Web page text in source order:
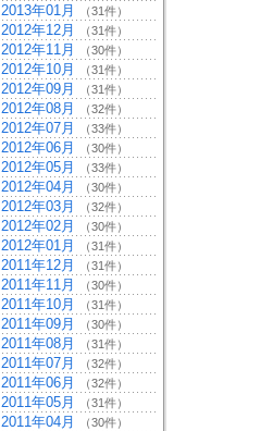
2013年01月 （31件）
2012年12月 （31件）
2012年11月 （30件）
2012年10月 （31件）
2012年09月 （31件）
2012年08月 （32件）
2012年07月 （33件）
2012年06月 （30件）
2012年05月 （33件）
2012年04月 （30件）
2012年03月 （32件）
2012年02月 （30件）
2012年01月 （31件）
2011年12月 （31件）
2011年11月 （30件）
2011年10月 （31件）
2011年09月 （30件）
2011年08月 （31件）
2011年07月 （32件）
2011年06月 （32件）
2011年05月 （31件）
2011年04月 （30件）